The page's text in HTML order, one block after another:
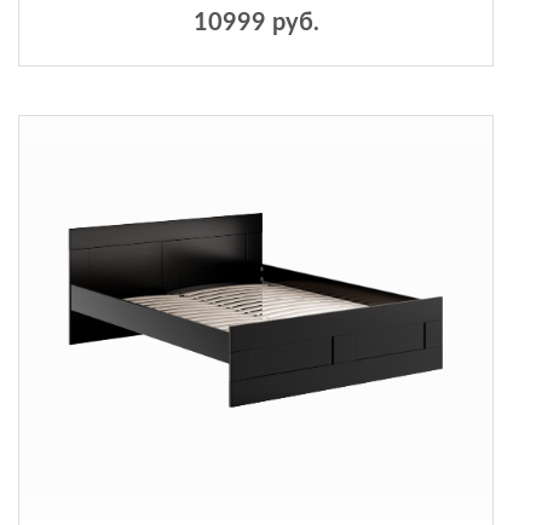
10999 руб.